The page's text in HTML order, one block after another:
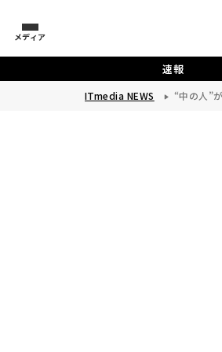
メディア
速報
ITmedia NEWS “中の人”